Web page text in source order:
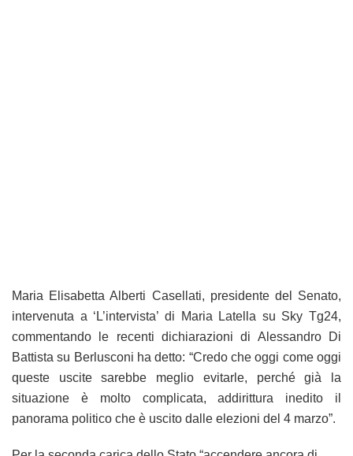
Maria Elisabetta Alberti Casellati, presidente del Senato,
intervenuta a ‘L’intervista’ di Maria Latella su Sky Tg24,
commentando le recenti dichiarazioni di Alessandro Di
Battista su Berlusconi ha detto: “Credo che oggi come oggi
queste uscite sarebbe meglio evitarle, perché già la
situazione è molto complicata, addirittura inedito il
panorama politico che è uscito dalle elezioni del 4 marzo”.